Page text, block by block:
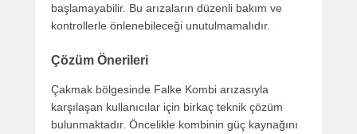
başlamayabilir. Bu arızaların düzenli bakım ve
kontrollerle önlenebileceği unutulmamalıdır.
Çözüm Önerileri
Çakmak bölgesinde Falke Kombi arızasıyla
karşılaşan kullanıcılar için birkaç teknik çözüm
bulunmaktadır. Öncelikle kombinin güç kaynağını